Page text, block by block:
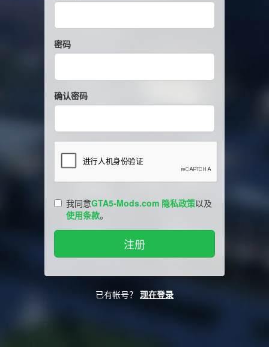
密码
确认密码
我同意GTA5-Mods.com 隐私政策以及
使用条款。
已有帐号？ 现在登录